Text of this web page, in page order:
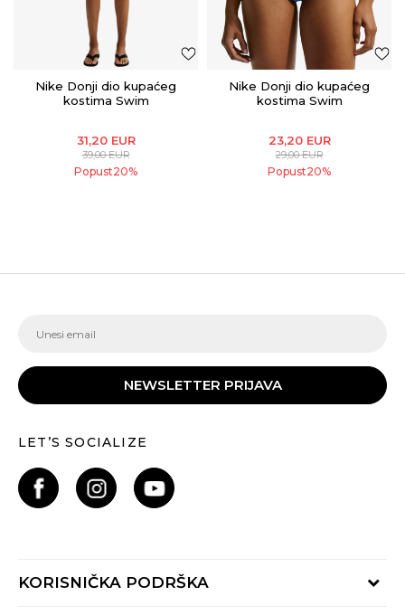
Nike Donji dio kupaćeg
kostima Swim
31,20 EUR
39,00EUR
Popust20%
Nike Donji dio kupaćeg
kostima Swim
23,20 EUR
29,00EUR
Popust20%
NEWSLETTER PRIJAVA
LET’S SOCIALIZE
KORISNIČKA PODRŠKA